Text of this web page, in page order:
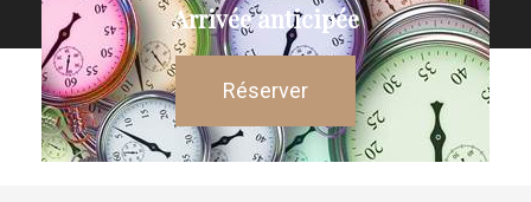
Arrivée anticipée
Réserver